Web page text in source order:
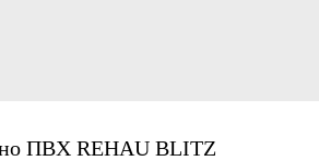
ПВХ REHAU BLITZ